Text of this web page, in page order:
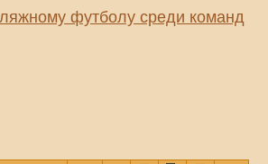
футболу среди команд